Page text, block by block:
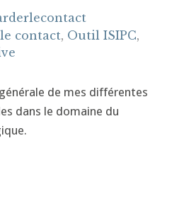
contact, Outil ISIPC,
de mes différentes
dans le domaine du